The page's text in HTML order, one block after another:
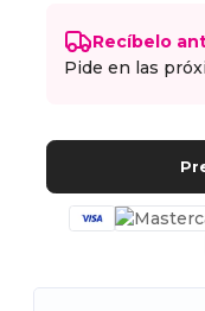
Recíbelo
Pide en las